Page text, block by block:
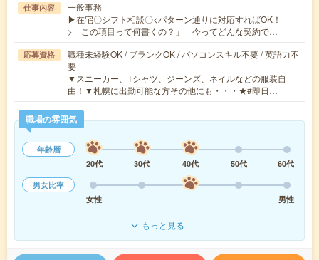
仕事内容
一般事務
▶在宅〇シフト相談〇<パターン通りに対応すればOK！
>「この項目って何書くの？」「今ってどんな契約で…
応募資格
職種未経験OK / ブランクOK / パソコンスキル不要 / 英語力不
要
▼スニーカー、Tシャツ、ジーンズ、ネイルなどの服装自
由！▼札幌に出勤可能な方その他にも・・・★#即日…
職場の雰囲気
年齢層
20代
30代 40代 50代
60代
男女比率
女性
男性
もっと見る